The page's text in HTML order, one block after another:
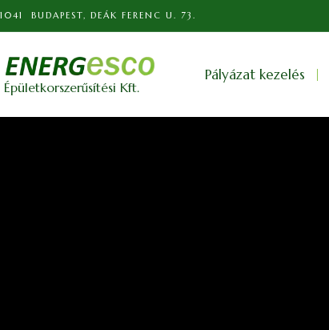
1041 BUDAPEST, DEÁK FERENC U. 73.
Épületkorszerűsítési Kft.
Pályázat kezelés